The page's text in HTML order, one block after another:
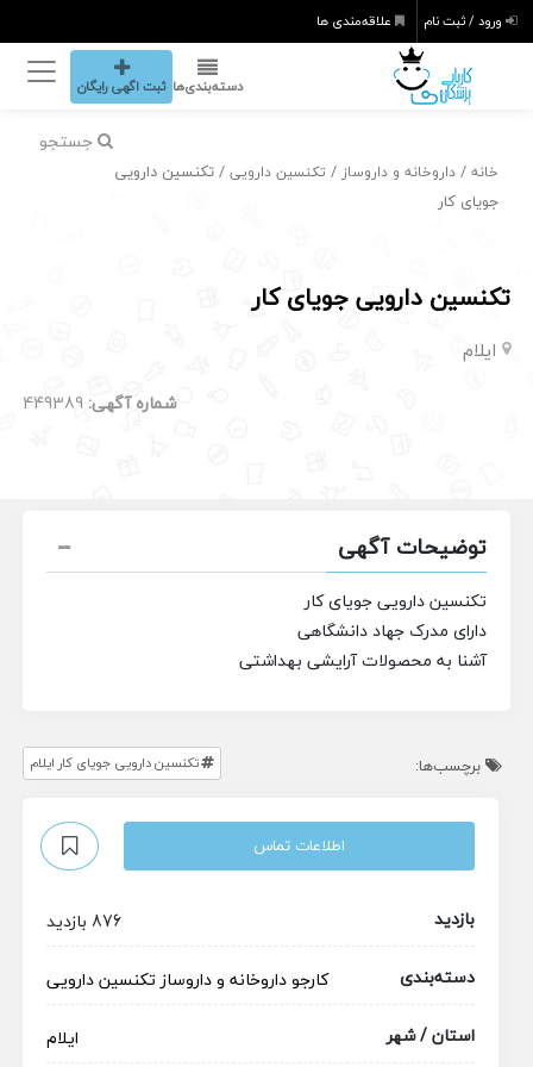
ورود / ثبت نام علاقه‌مندی ها
دسته‌بندی‌ها ثبت اگهی رایگان
جستجو
خانه /داروخانه و داروساز / تکنسین دارویی / تکنسین دارویی
جویای کار
تکنسین دارویی جویای کار
ایلام
شماره آگهی: 449389
توضیحات آگهی
تکنسین دارویی جویای کار
دارای مدرک جهاد دانشگاهی
آشنا به محصولات آرایشی بهداشتی
برچسب‌ها: تکنسین دارویی جویای کار ایلام
اطلاعات تماس
بازدید
876 بازدید
دسته‌بندی
کارجوداروخانه و داروساز تکنسین دارویی
استان / شهر
ایلام